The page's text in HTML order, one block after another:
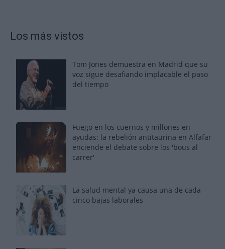
Los más vistos
Tom Jones demuestra en Madrid que su
voz sigue desafiando implacable el paso
del tiempo
Fuego en los cuernos y millones en
ayudas: la rebelión antitaurina en Alfafar
enciende el debate sobre los 'bous al
carrer'
La salud mental ya causa una de cada
cinco bajas laborales